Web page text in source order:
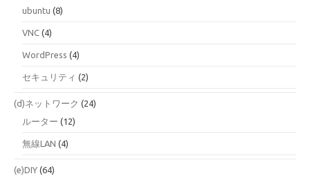
ubuntu (8)
VNC (4)
WordPress (4)
セキュリティ (2)
(d)ネットワーク (24)
ルーター (12)
無線LAN (4)
(e)DIY (64)